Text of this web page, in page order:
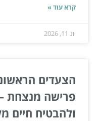
קרא עוד »
יונ 11, 2026
הצעדים
פרישה מנצחת –
ולהבטיח חיים